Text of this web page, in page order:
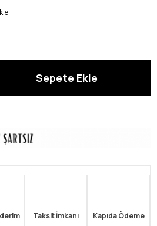
Taksit İmkanı Kapıda Ödeme